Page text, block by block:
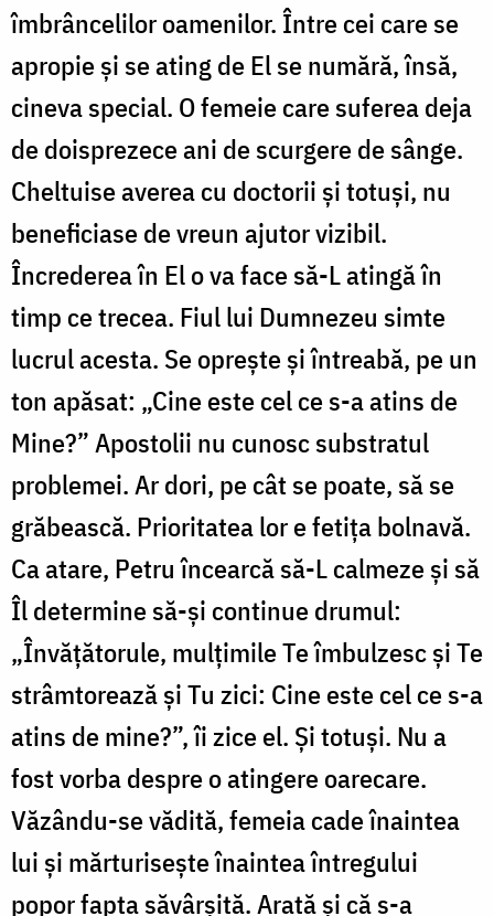
îmbrâncelilor oamenilor. Între cei care se
apropie și se ating de El se numără, însă,
cineva special. O femeie care suferea deja
de doisprezece ani de scurgere de sânge.
Cheltuise averea cu doctorii și totuși, nu
beneficiase de vreun ajutor vizibil.
Încrederea în El o va face să-L atingă în
timp ce trecea. Fiul lui Dumnezeu simte
lucrul acesta. Se oprește și întreabă, pe un
ton apăsat: „Cine este cel ce s-a atins de
Mine?” Apostolii nu cunosc substratul
problemei. Ar dori, pe cât se poate, să se
grăbească. Prioritatea lor e fetița bolnavă.
Ca atare, Petru încearcă să-L calmeze și să
Îl determine să-și continue drumul:
„Învăţătorule, mulţimile Te îmbulzesc şi Te
strâmtorează şi Tu zici: Cine este cel ce s-a
atins de mine?”, îi zice el. Și totuși. Nu a
fost vorba despre o atingere oarecare.
Văzându-se vădită, femeia cade înaintea
lui și mărturisește înaintea întregului
popor fapta săvârșită. Arată și că s-a